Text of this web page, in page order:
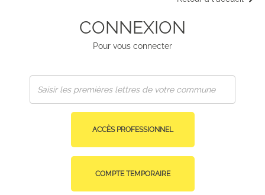
CONNEXION
Pour vous connecter
ACCÈS PROFESSIONNEL
COMPTE TEMPORAIRE